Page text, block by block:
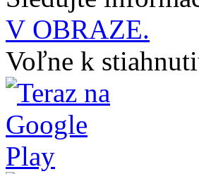
V OBRAZE.
Voľne k